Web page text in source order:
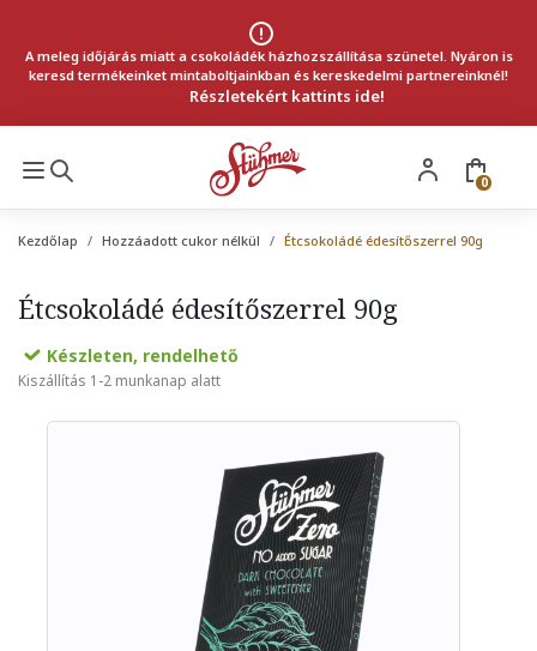
A meleg időjárás miatt a csokoládék házhozszállítása szünetel. Nyáron is
keresd termékeinket mintaboltjainkban és kereskedelmi partnereinknél!
Részletekért kattints ide!
0
Kezdőlap Hozzáadott cukor nélkül Étcsokoládé édesítőszerrel 90g
Étcsokoládé édesítőszerrel 90g
Készleten, rendelhető
Kiszállítás 1-2 munkanap alatt